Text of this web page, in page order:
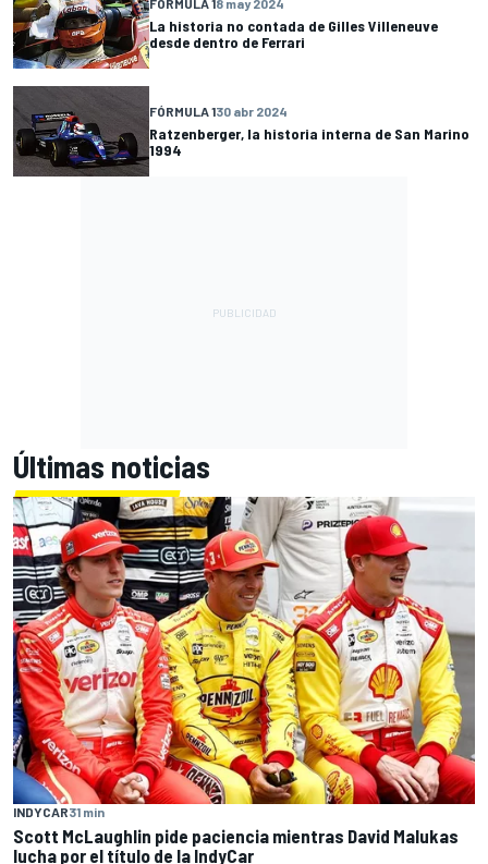
FÓRMULA 18 may 2024
La historia no contada de Gilles Villeneuve
desde dentro de Ferrari
FÓRMULA 130 abr 2024
Ratzenberger, la historia interna de San Marino
1994
Últimas noticias
INDYCAR31 min
Scott McLaughlin pide paciencia mientras David Malukas
lucha por el título de la IndyCar